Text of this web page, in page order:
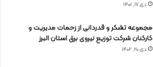
دی ۱۷, ۱۴۰۱
مجموعه تشکر و قدردانی از زحمات مدیریت و
کارکنان شرکت توزیع نیروی برق استان البرز
دی ۲۰, ۱۴۰۲